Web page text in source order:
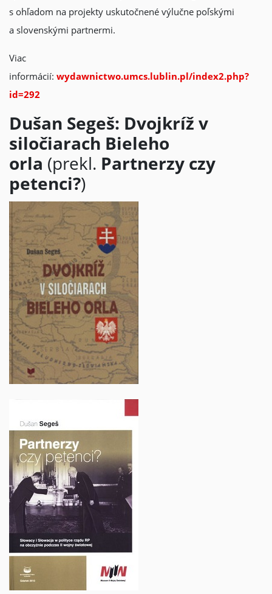
s ohľadom na projekty uskutočnené výlučne poľskými
a slovenskými partnermi.
Viac
informácií: wydawnictwo.umcs.lublin.pl/index2.php?
id=292
Dušan Segeš: Dvojkríž v
siločiarach Bieleho
orla (prekl. Partnerzy czy
petenci?)